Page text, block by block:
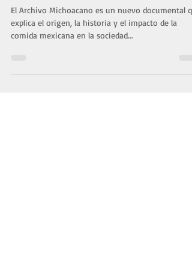
The Michoacan File
El Archivo Michoacano es un nuevo documental